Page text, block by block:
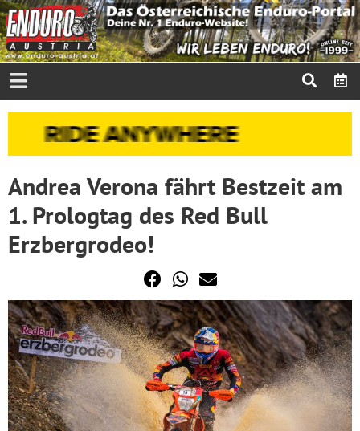
Andrea Verona fährt Bestzeit am
1. Prologtag des Red Bull
Erzbergrodeo!